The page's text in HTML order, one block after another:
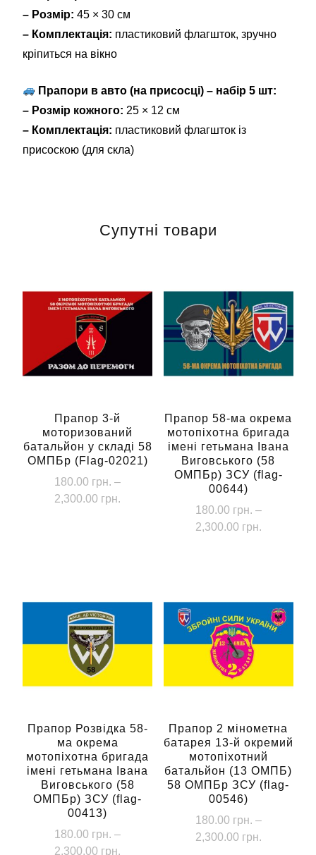
– Розмір: 45 × 30 см
– Комплектація: пластиковий флагшток, зручно
кріпиться на вікно
Прапори в авто (на присосці) – набір 5 шт:
– Розмір кожного: 25 × 12 см
– Комплектація: пластиковий флагшток із
присоскою (для скла)
Супутні товари
Прапор 3-й
моторизований
батальйон у складі 58
ОМПБр (Flag-02021)
180.00 грн. –
2,300.00 грн.
варіантів.
Параметри
можна
вибрати
на
Прапор 58-ма окрема
мотопіхотна бригада
імені гетьмана Івана
Виговського (58
ОМПБр) ЗСУ (flag-
00644)
180.00 грн. –
2,300.00 грн.
2,300.00
варіантів.
Параметри
можна
вибрати
сторінці
товару
Прапор Розвідка 58-
ма окрема
мотопіхотна бригада
імені гетьмана Івана
Виговського (58
ОМПБр) ЗСУ (flag-
00413)
180.00 грн. –
2,300.00 грн.
Прапор 2 мінометна
батарея 13-й окремий
мотопіхотний
батальйон (13 ОМПБ)
58 ОМПБр ЗСУ (flag-
00546)
180.00 грн. –
2,300.00 грн.